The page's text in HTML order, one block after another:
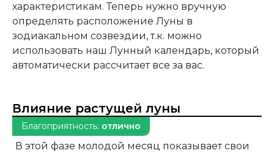
характеристикам. Теперь нужно вручную
определять расположение Луны в
зодиакальном созвездии, т.к. можно
использовать наш Лунный календарь, который
автоматически рассчитает все за вас.
Влияние растущей луны
Благоприятность: отлично
В этой фазе молодой месяц показывает свои